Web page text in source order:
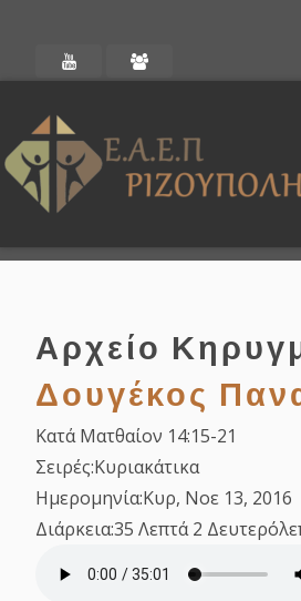
Αρχείο
Δουγέκος
Κατά Ματθαίον 14:15-21
Σειρές:Κυριακάτικα
Ημερομηνία:Κυρ, Νοε 13, 2016
Διάρκεια:35 Λεπτά 2